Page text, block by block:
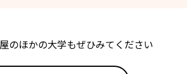
のほかの大学もぜひみてください